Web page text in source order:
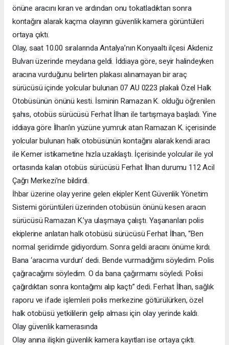
önüne aracını kıran ve ardından onu tokatladıktan sonra
kontağını alarak kaçma olayının güvenlik kamera görüntüleri
ortaya çıktı.
Olay, saat 10.00 sıralarında Antalya’nın Konyaaltı ilçesi Akdeniz
Bulvarı üzerinde meydana geldi. İddiaya göre, seyir halindeyken
aracına vurduğunu belirten plakası alınamayan bir araç
sürücüsü içinde yolcular bulunan 07 AU 0223 plakalı Özel Halk
Otobüsünün önünü kesti. İsminin Ramazan K. olduğu öğrenilen
şahıs, otobüs sürücüsü Ferhat İlhan ile tartışmaya başladı. Yine
iddiaya göre İlhan’ın yüzüne yumruk atan Ramazan K. içerisinde
yolcular bulunan halk otobüsünün kontağını alarak kendi aracı
ile Kemer istikametine hızla uzaklaştı. İçerisinde yolcular ile yol
ortasında kalan otobüs sürücüsü Ferhat İlhan durumu 112 Acil
Çağrı Merkezi’ne bildirdi.
İhbar üzerine olay yerine gelen ekipler Kent Güvenlik Yönetim
Sistemi görüntüleri üzerinden otobüsün önünü kesen aracın
sürücüsü Ramazan K.’ya ulaşmaya çalıştı. Yaşananları polis
ekiplerine anlatan halk otobüsü sürücüsü Ferhat İlhan, “Ben
normal şeridimde gidiyordum. Sonra geldi aracını önüme kırdı.
Bana ‘aracıma vurdun’ dedi. Bende vurmadığımı söyledim. Polis
çağıracağımı söyledim. O da bana çağırmamı söyledi. Polisi
çağırdıktan sonra kontağımı alıp kaçtı” dedi. Ferhat İlhan, sağlık
raporu ve ifade işlemleri polis merkezine götürülürken, özel
halk otobüsü yetkililerin gelip alması için olay yerinde kaldı.
Olay güvenlik kamerasında
Olay anına ilişkin güvenlik kamera kayıtları ise ortaya çıktı.